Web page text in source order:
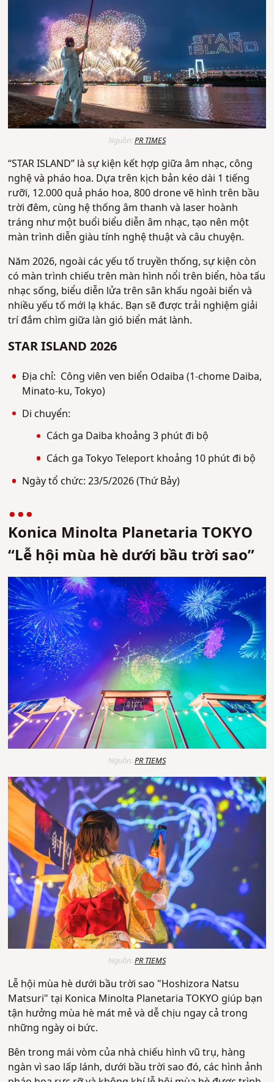
Nguồn:PR TIMES
“STAR ISLAND” là sự kiện kết hợp giữa âm nhạc, công
nghệ và pháo hoa. Dựa trên kịch bản kéo dài 1 tiếng
rưỡi, 12.000 quả pháo hoa, 800 drone vẽ hình trên bầu
trời đêm, cùng hệ thống âm thanh và laser hoành
tráng như một buổi biểu diễn âm nhạc, tạo nên một
màn trình diễn giàu tính nghệ thuật và câu chuyện.
Năm 2026, ngoài các yếu tố truyền thống, sự kiện còn
có màn trình chiếu trên màn hình nổi trên biển, hòa tấu
nhạc sống, biểu diễn lửa trên sân khấu ngoài biển và
nhiều yếu tố mới lạ khác. Bạn sẽ được trải nghiệm giải
trí đắm chìm giữa làn gió biển mát lành.
STAR ISLAND 2026
Địa chỉ: Công viên ven biển Odaiba (1-chome Daiba,
Minato-ku, Tokyo)
Di chuyển:
Cách ga Daiba khoảng 3 phút đi bộ
Cách ga Tokyo Teleport khoảng 10 phút đi bộ
Ngày tổ chức: 23/5/2026 (Thứ Bảy)
Konica Minolta Planetaria TOKYO
“Lễ hội mùa hè dưới bầu trời sao”
Nguồn:PR TIEMS
Nguồn:PR TIEMS
Lễ hội mùa hè dưới bầu trời sao "Hoshizora Natsu
Matsuri" tại Konica Minolta Planetaria TOKYO giúp bạn
tận hưởng mùa hè mát mẻ và dễ chịu ngay cả trong
những ngày oi bức.
Bên trong mái vòm của nhà chiếu hình vũ trụ, hàng
ngàn vì sao lấp lánh, dưới bầu trời sao đó, các hình ảnh